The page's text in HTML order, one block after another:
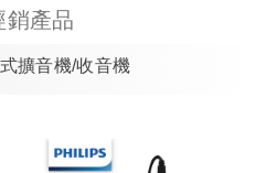
銷產品
擴音機/收音機